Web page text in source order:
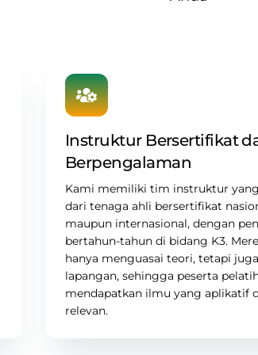
Instruktur Bersertifikat
Berpengalaman
Kami memiliki tim instruktur
dari tenaga ahli bersertifikat
maupun internasional, dengan
bertahun-tahun di bidang K3.
hanya menguasai teori, tetapi
lapangan, sehingga peserta
mendapatkan ilmu yang aplikatif
relevan.